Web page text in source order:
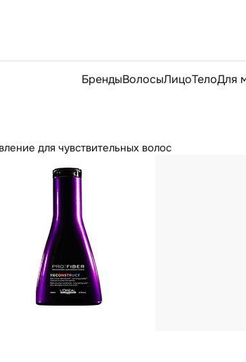
БрендыВолосыЛицоТелоДля
для чувствительных волос